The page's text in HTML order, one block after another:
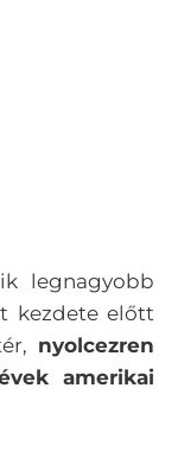
legnagyobb
kezdete előtt
nyolcezren
amerikai